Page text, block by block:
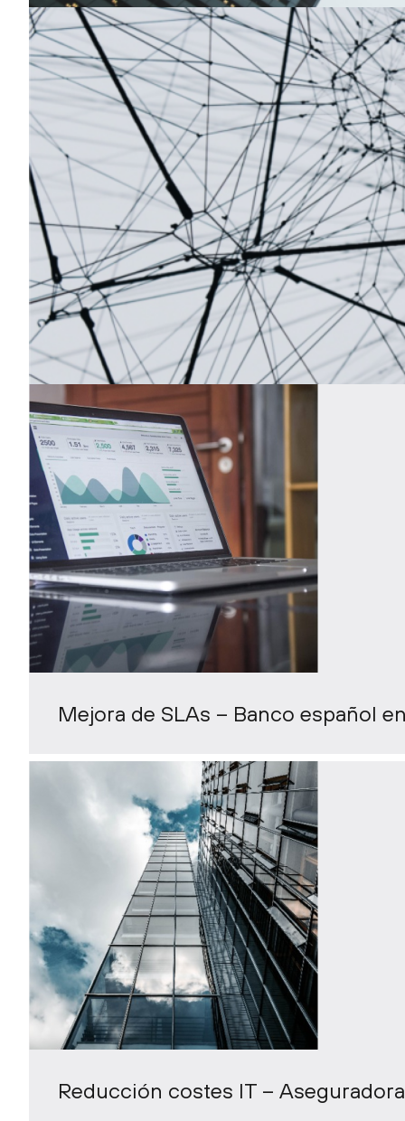
Procesamiento de tarjetas –
Mejora de SLAs – Banco español
Reducción costes IT –